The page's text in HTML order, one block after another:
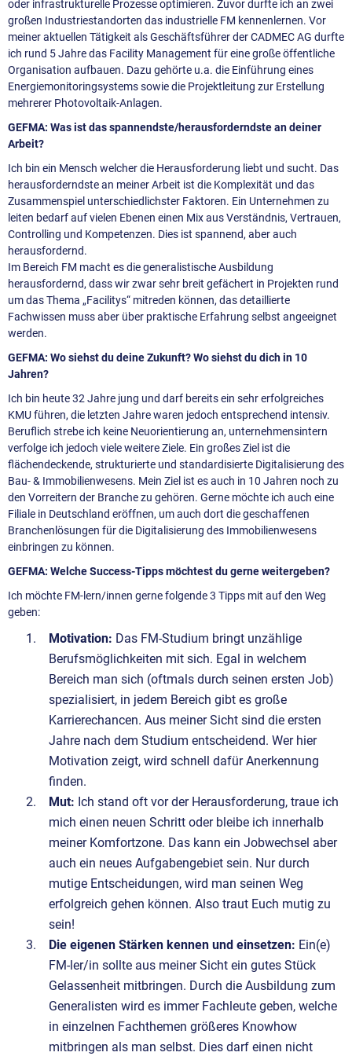
oder infrastrukturelle Prozesse optimieren. Zuvor durfte ich an zwei
großen Industriestandorten das industrielle FM kennenlernen. Vor
meiner aktuellen Tätigkeit als Geschäftsführer der CADMEC AG durfte
ich rund 5 Jahre das Facility Management für eine große öffentliche
Organisation aufbauen. Dazu gehörte u.a. die Einführung eines
Energiemonitoringsystems sowie die Projektleitung zur Erstellung
mehrerer Photovoltaik-Anlagen.
GEFMA: Was ist das spannendste/herausforderndste an deiner
Arbeit?
Ich bin ein Mensch welcher die Herausforderung liebt und sucht. Das
herausforderndste an meiner Arbeit ist die Komplexität und das
Zusammenspiel unterschiedlichster Faktoren. Ein Unternehmen zu
leiten bedarf auf vielen Ebenen einen Mix aus Verständnis, Vertrauen,
Controlling und Kompetenzen. Dies ist spannend, aber auch
herausfordernd.
Im Bereich FM macht es die generalistische Ausbildung
herausfordernd, dass wir zwar sehr breit gefächert in Projekten rund
um das Thema „Facilitys“ mitreden können, das detaillierte
Fachwissen muss aber über praktische Erfahrung selbst angeeignet
werden.
GEFMA: Wo siehst du deine Zukunft? Wo siehst du dich in 10
Jahren?
Ich bin heute 32 Jahre jung und darf bereits ein sehr erfolgreiches
KMU führen, die letzten Jahre waren jedoch entsprechend intensiv.
Beruflich strebe ich keine Neuorientierung an, unternehmensintern
verfolge ich jedoch viele weitere Ziele. Ein großes Ziel ist die
flächendeckende, strukturierte und standardisierte Digitalisierung des
Bau- & Immobilienwesens. Mein Ziel ist es auch in 10 Jahren noch zu
den Vorreitern der Branche zu gehören. Gerne möchte ich auch eine
Filiale in Deutschland eröffnen, um auch dort die geschaffenen
Branchenlösungen für die Digitalisierung des Immobilienwesens
einbringen zu können.
GEFMA: Welche Success-Tipps möchtest du gerne weitergeben?
Ich möchte FM-lern/innen gerne folgende 3 Tipps mit auf den Weg
geben:
Motivation: Das FM-Studium bringt unzählige
Berufsmöglichkeiten mit sich. Egal in welchem
Bereich man sich (oftmals durch seinen ersten Job)
spezialisiert, in jedem Bereich gibt es große
Karrierechancen. Aus meiner Sicht sind die ersten
Jahre nach dem Studium entscheidend. Wer hier
Motivation zeigt, wird schnell dafür Anerkennung
finden.
Mut: Ich stand oft vor der Herausforderung, traue ich
mich einen neuen Schritt oder bleibe ich innerhalb
meiner Komfortzone. Das kann ein Jobwechsel aber
auch ein neues Aufgabengebiet sein. Nur durch
mutige Entscheidungen, wird man seinen Weg
erfolgreich gehen können. Also traut Euch mutig zu
sein!
Die eigenen Stärken kennen und einsetzen: Ein(e)
FM-ler/in sollte aus meiner Sicht ein gutes Stück
Gelassenheit mitbringen. Durch die Ausbildung zum
Generalisten wird es immer Fachleute geben, welche
in einzelnen Fachthemen größeres Knowhow
mitbringen als man selbst. Dies darf einen nicht